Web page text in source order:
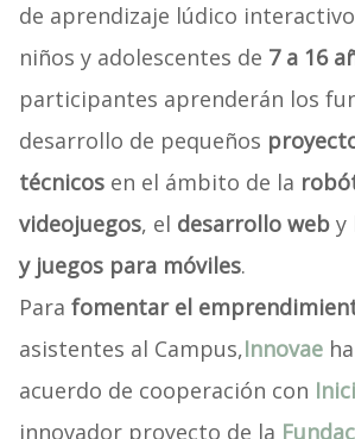
de aprendizaje lúdico
niños y adolescentes de 7 a 16
participantes aprenderán los
desarrollo de pequeños
técnicosen el ámbito de la
videojuegos, el desarrollo weby
y juegos para móviles.
Para fomentar el
asistentes al Campus,Innovaeha
acuerdo de cooperación con
innovador proyecto de la